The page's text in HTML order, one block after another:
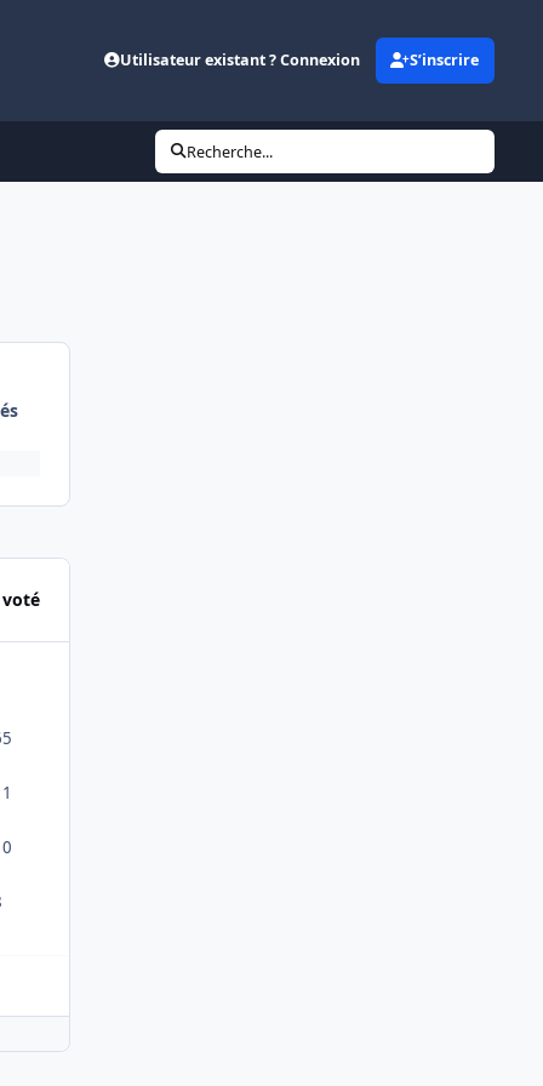
Utilisateur existant ? Connexion S’inscrire
Recherche...